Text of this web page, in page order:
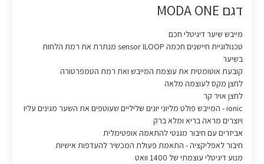
דגם MODA ONE
מייבש שיער דיגיטלי חכם
טכנולוגיית חיישנים חכמה sensor ILOOP מנתרת את רמת הלחות
בשיער
קובעת אוטומטית את עוצמת המייבש ואת רמת הטמפרטורה
לחצן מקס לעוצמה מלאה
לחצן אויר קר
ionic - המייבש פולט מליוני יונים שליליים שעוטפים את השער מגינים עליו
ויוצרים מראה בריא ומלא ברק
אביזרים עם חיבור מגנטי להתאמה אופטימלית
חיבור לאפליקציה - התאמת פעולת המכשיר להעדפות אישיות
מנוע דיגיטלי עוצמתי של 1400 וואט